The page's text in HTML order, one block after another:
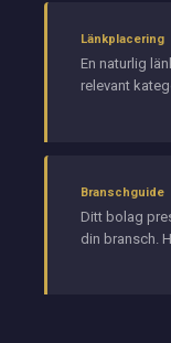
Länkplacering
En naturlig
relevant
Branschguide
Ditt bolag
din bransch.